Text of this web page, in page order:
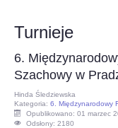
WIADOMOŚCI
NAUKA GRY
TURNIEJE
Turnieje
6.
Szachowy w
Hinda Śledziewska
Kategoria: 6. Międzynarodowy
Opublikowano: 01 marzec
Odsłony: 2180